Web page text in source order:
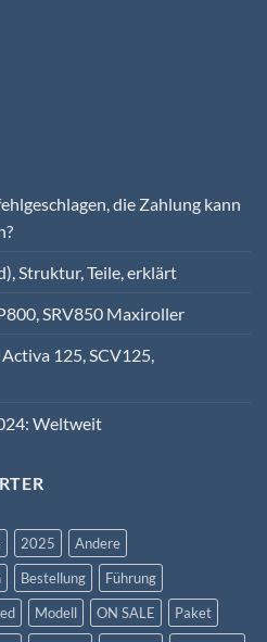
die Zahlung kann
Struktur, Teile, erklärt
SRV850 Maxiroller
125, SCV125,
Weltweit
2025
Andere
Bestellung
Führung
Modell ON SALE
Paket